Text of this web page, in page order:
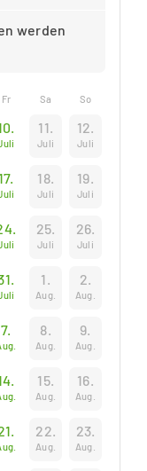
werden
Fr Sa So
11.
Juli
12.
Juli
18.
Juli
19.
Juli
25.
Juli
26.
Juli
1.
Aug.
2.
Aug.
7. 8.
Aug.
9.
Aug.
15.
Aug.
16.
Aug.
22.
Aug.
23.
Aug.